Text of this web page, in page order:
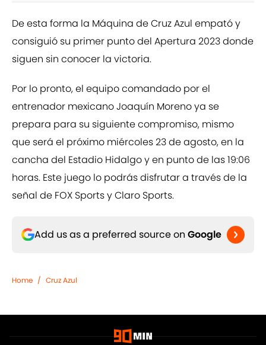
De esta forma la Máquina de Cruz Azul empató y
consiguió su primer punto del Apertura 2023 donde
siguen sin conocer la victoria.
Por lo pronto, el equipo comandado por el
entrenador mexicano Joaquín Moreno ya se
prepara para su siguiente compromiso, mismo
que será el próximo miércoles 23 de agosto, en la
cancha del Estadio Hidalgo y en punto de las 19:06
horas. Este juego lo podrás disfrutar a través de la
señal de FOX Sports y Claro Sports.
Add us as a preferred source on Google
Home / Cruz Azul